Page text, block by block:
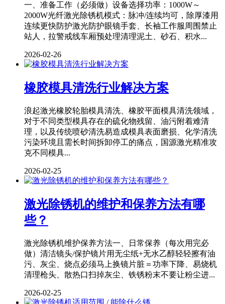
一、准备工作（必须做）设备选择功率：1000W～
2000W光纤激光除锈机模式：脉冲/连续均可，除厚漆用
连续更快防护激光防护眼镜手套、长袖工作服周围禁止
站人，拉警戒线车厢预处理清理泥土、砂石、积水...
2026-02-26
橡胶模具清洗行业解决方案
浪起激光橡胶轮胎模具清洗、橡胶平面模具清洗领域，
对于不同类型模具存在的硫化物残留、油污附着难清
理，以及传统喷砂清洗易造成模具表面磨损、化学清洗
污染环境且需长时间拆卸停工的痛点，国源激光精准攻
克不同模具...
2026-02-25
激光除锈机的维护和保养方法有哪
些？
激光除锈机维护保养方法一、日常保养（每次用完必
做）清洁镜头/保护镜片用无尘纸+无水乙醇轻轻擦有油
污、灰尘、烧点必须马上换镜片脏＝功率下降、易烧机
清理枪头、散热口扫掉灰尘、铁锈粉末不要让粉尘进...
2026-02-25